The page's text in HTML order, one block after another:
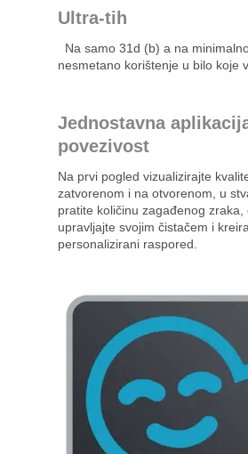
Ultra-tih
Na samo 31d (b) a na
nesmetano korištenje u bilo koje
Jednostavna
povezivost
Na prvi pogled vizualizirajte
zatvorenom i na otvorenom, u
pratite količinu zagađenog zraka,
upravljajte svojim čistačem i
personalizirani raspored.